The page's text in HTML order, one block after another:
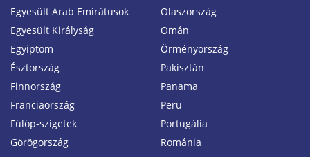
Egyesült Arab Emirátusok
Egyesült Királyság
Egyiptom
Észtország
Finnország
Franciaország
Fülöp-szigetek
Görögország
Olaszország
Omán
Örményország
Pakisztán
Panama
Peru
Portugália
Románia